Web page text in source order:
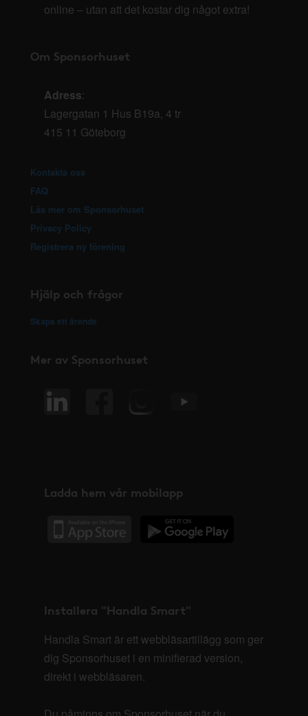
online – utan att det kostar dig något extra!
Om Sponsorhuset
Adress:
Lagergatan 1 Hus B19a, 4 tr
415 11 Göteborg
Kontakta oss
FAQ
Läs mer om Sponsorhuset
Privacy Policy
Registrera ny förening
Hjälp och frågor
Skapa ett ärende
Mer av Sponsorhuset
Ladda hem vår mobilapp
Installera "Handla Smart"
Handla Smart är ett webbläsartillägg som ger
dig Sponsorhuset i en minifierad version,
direkt i webbläsaren.